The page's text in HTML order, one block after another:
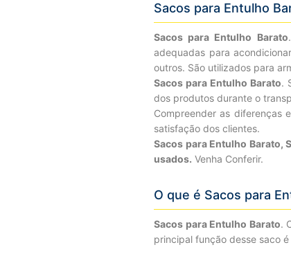
Sacos para Entulho
Sacos para Entulho Barato
adequadas para
outros. São utilizados para
Sacos para Entulho Barato.
dos produtos durante o
Compreender as diferenças
satisfação dos clientes.
Sacos para Entulho Barato,
usados. Venha Conferir.
O que é Sacos para
Sacos para Entulho Barato.
principal função desse saco